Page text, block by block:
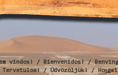
Bem vindos! / Bienvenidos! /
/ Tervetuloa! / Üdvözöljük! /